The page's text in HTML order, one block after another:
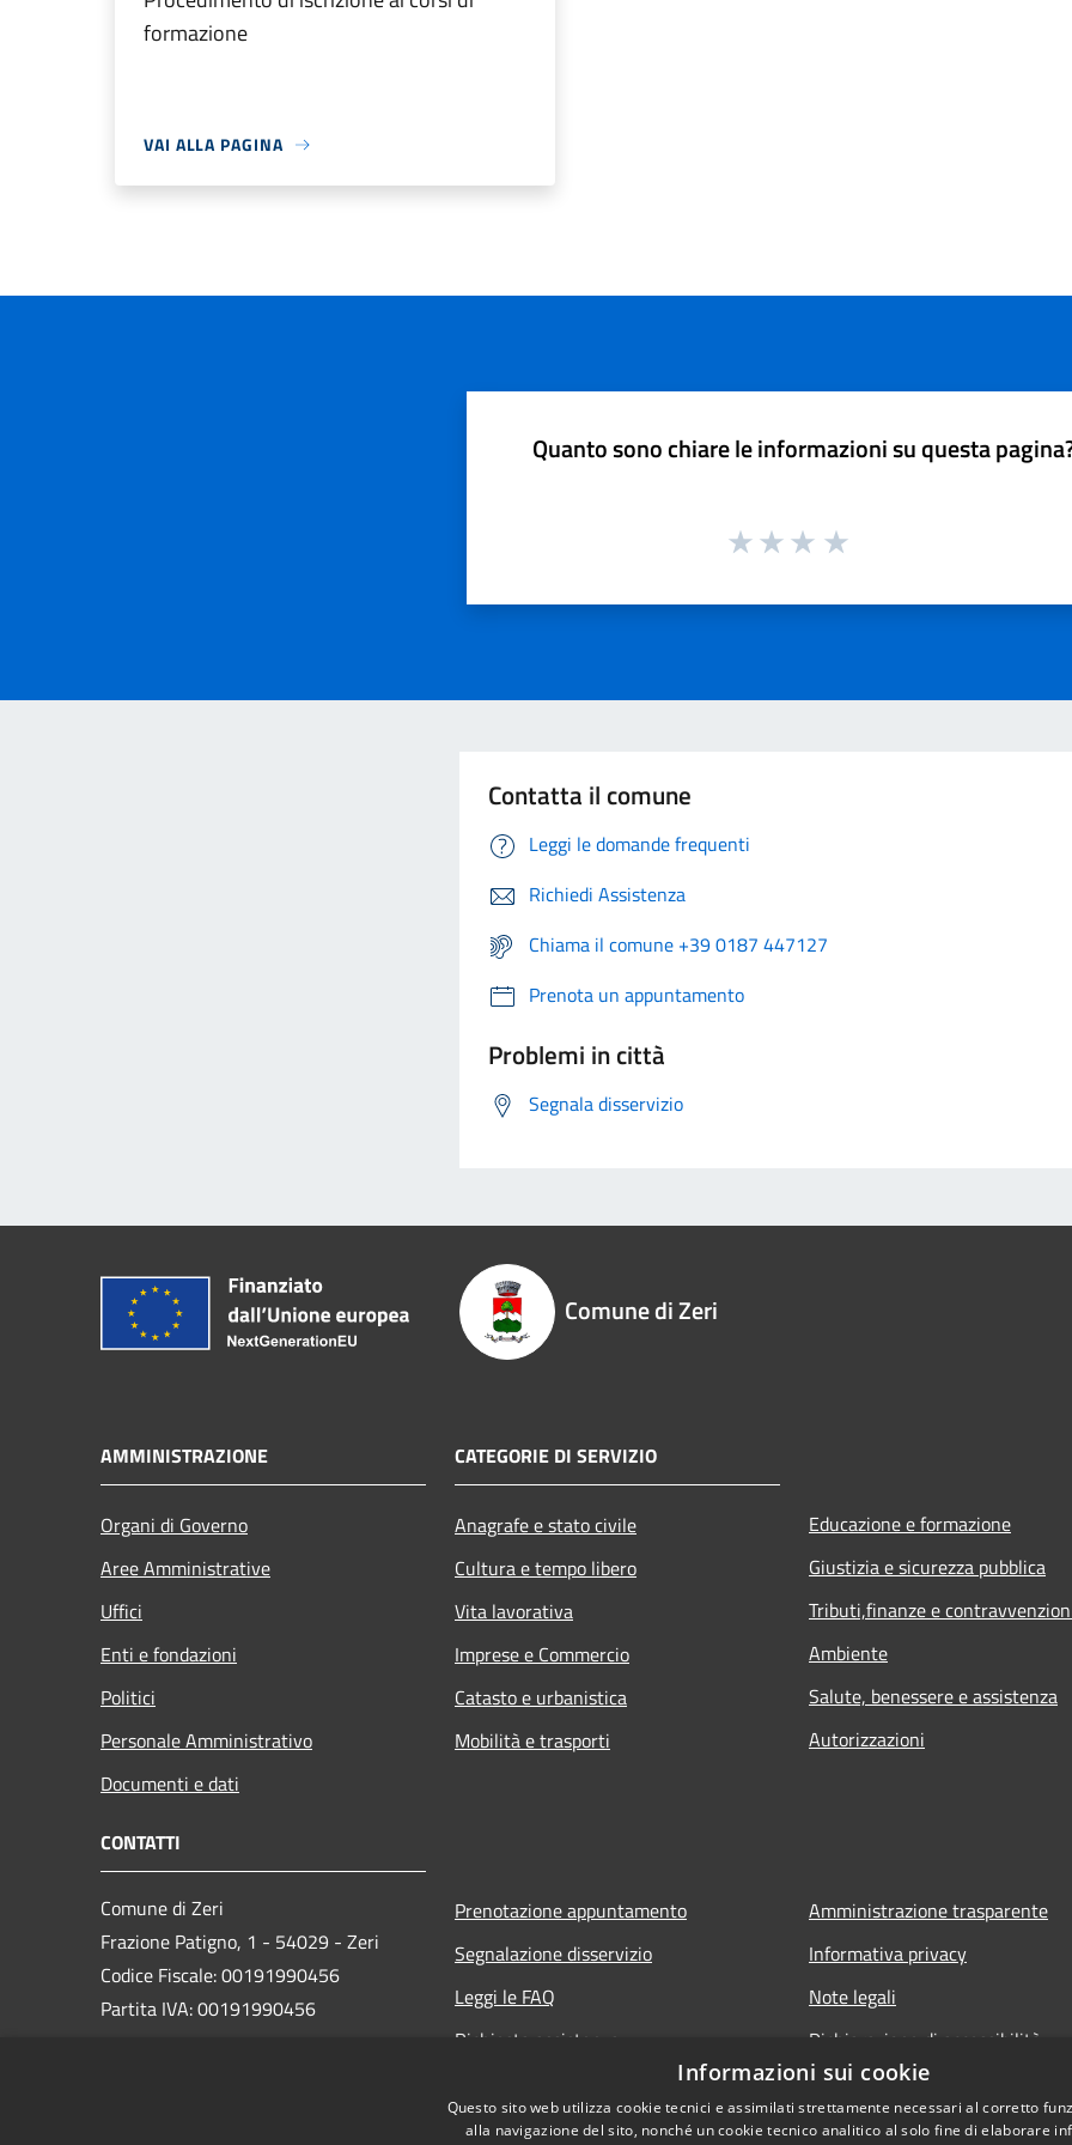
formazione
VAI ALLA PAGINA
Quanto sono chiare le informazioni su questa
Contatta il comune
Leggi le domande frequenti
Richiedi Assistenza
Chiama il comune +39 0187 447127
Prenota un appuntamento
Problemi in città
Segnala disservizio
Comune di Zeri
AMMINISTRAZIONE
Organi di Governo
Aree Amministrative
Uffici
Enti e fondazioni
Politici
Personale Amministrativo
Documenti e dati
CATEGORIE DI SERVIZIO
Anagrafe e stato civile
Cultura e tempo libero
Vita lavorativa
Imprese e Commercio
Catasto e urbanistica
Mobilità e trasporti
Educazione e formazione
Giustizia e sicurezza pubblica
Tributi,finanze e
Ambiente
Salute, benessere e assistenza
Autorizzazioni
CONTATTI
Comune di Zeri
Frazione Patigno, 1 - 54029 - Zeri
Codice Fiscale: 00191990456
Partita IVA: 00191990456
Prenotazione appuntamento
Segnalazione disservizio
Leggi le FAQ
Richiesta assistenza
Amministrazione trasparente
Informativa privacy
Note legali
Dichiarazione di accessibilità
Informazioni sui cookie
Questo sito web utilizza cookie tecnici e assimilati strettamente necessari al corretto
alla navigazione del sito, nonché un cookie tecnico analitico al solo fine di elaborare